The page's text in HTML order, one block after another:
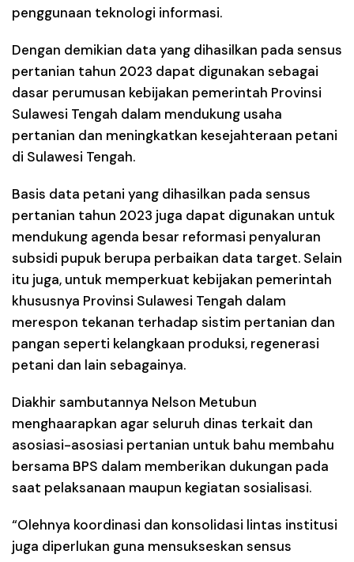
penggunaan teknologi informasi.
Dengan demikian data yang dihasilkan pada sensus
pertanian tahun 2023 dapat digunakan sebagai
dasar perumusan kebijakan pemerintah Provinsi
Sulawesi Tengah dalam mendukung usaha
pertanian dan meningkatkan kesejahteraan petani
di Sulawesi Tengah.
Basis data petani yang dihasilkan pada sensus
pertanian tahun 2023 juga dapat digunakan untuk
mendukung agenda besar reformasi penyaluran
subsidi pupuk berupa perbaikan data target. Selain
itu juga, untuk memperkuat kebijakan pemerintah
khususnya Provinsi Sulawesi Tengah dalam
merespon tekanan terhadap sistim pertanian dan
pangan seperti kelangkaan produksi, regenerasi
petani dan lain sebagainya.
Diakhir sambutannya Nelson Metubun
menghaarapkan agar seluruh dinas terkait dan
asosiasi-asosiasi pertanian untuk bahu membahu
bersama BPS dalam memberikan dukungan pada
saat pelaksanaan maupun kegiatan sosialisasi.
“Olehnya koordinasi dan konsolidasi lintas institusi
juga diperlukan guna mensukseskan sensus